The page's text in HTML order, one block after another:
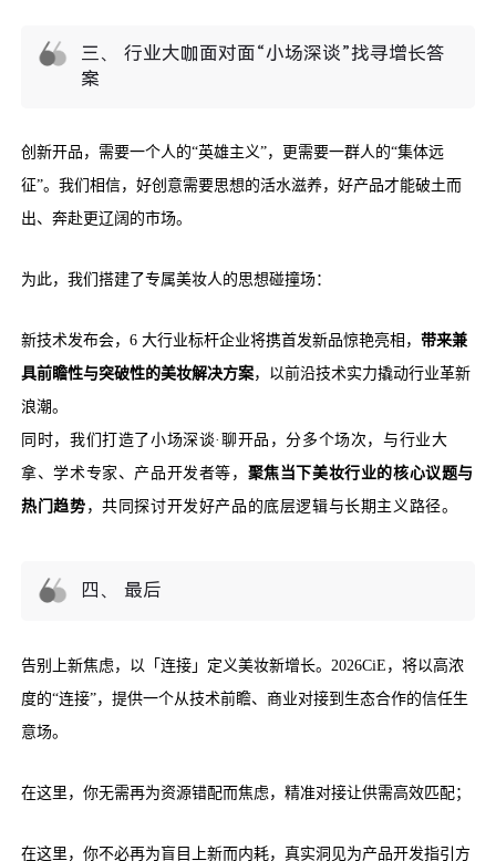
三、 行业大咖面对面“小场深谈”找寻增长答
案
创新开品，需要一个人的“英雄主义”，更需要一群人的“集体远
征”。我们相信，好创意需要思想的活水滋养，好产品才能破土而
出、奔赴更辽阔的市场。
为此，我们搭建了专属美妆人的思想碰撞场：
新技术发布会，6 大行业标杆企业将携首发新品惊艳亮相，带来兼
具前瞻性与突破性的美妆解决方案，以前沿技术实力撬动行业革新
浪潮。
同时，我们打造了小场深谈·聊开品，分多个场次，与行业大
拿、学术专家、产品开发者等， 聚焦当下美妆行业的核心议题与
热门趋势 ，共同探讨开发好产品的底层逻辑与长期主义路径。
四、 最后
告别上新焦虑，以「连接」定义美妆新增长。2026CiE，将以高浓
度的“连接”，提供一个从技术前瞻、商业对接到生态合作的信任生
意场。
在这里，你无需再为资源错配而焦虑，精准对接让供需高效匹配；
在这里，你不必再为盲目上新而内耗，真实洞见为产品开发指引方